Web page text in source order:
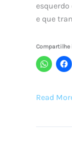
e que
Compartilhe
O
Read